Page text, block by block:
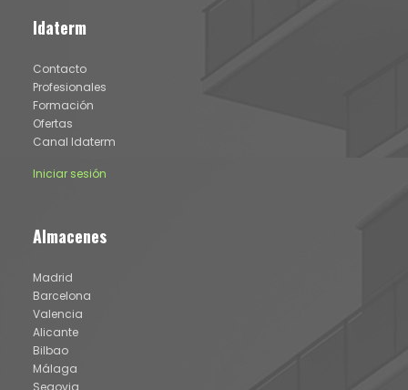
Idaterm
Contacto
Profesionales
Formación
Ofertas
Canal Idaterm
Iniciar sesión
Almacenes
Madrid
Barcelona
Valencia
Alicante
Bilbao
Málaga